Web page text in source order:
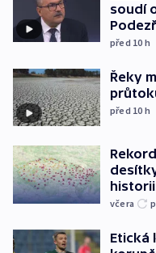
soudí
před 10 h
Řeky
před 10 h
historii
včera
Etická